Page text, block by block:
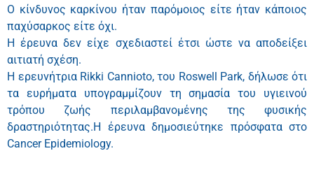
Ο κίνδυνος καρκίνου ήταν παρόμοιος είτε ήταν κάποιος
παχύσαρκος είτε όχι.
Η έρευνα δεν είχε σχεδιαστεί έτσι ώστε να αποδείξει
αιτιατή σχέση.
Η ερευνήτρια Rikki Cannioto, του Roswell Park, δήλωσε ότι
τα ευρήματα υπογραμμίζουν τη σημασία του υγιεινού
τρόπου ζωής περιλαμβανομένης της φυσικής
δραστηριότητας.Η έρευνα δημοσιεύτηκε πρόσφατα στο
Cancer Epidemiology.